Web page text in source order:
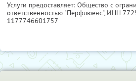
Услуги предоставляет: Общество с
ответственностью "Перфлюенс", ИНН
1177746601757